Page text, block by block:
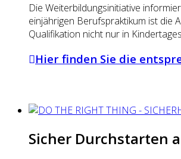
Die Weiterbildungsinitiative
einjährigen Berufspraktikum ist die
Qualifikation nicht nur in
Hier finden Sie die
Sicher Durchstarten